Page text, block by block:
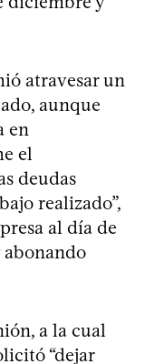
atravesar un
aunque
en
el
deudas
realizado”,
al día de
abonando
a la cual
“dejar